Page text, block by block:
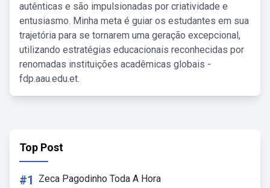
autênticas e são impulsionadas por criatividade e
entusiasmo. Minha meta é guiar os estudantes em sua
trajetória para se tornarem uma geração excepcional,
utilizando estratégias educacionais reconhecidas por
renomadas instituições acadêmicas globais -
fdp.aau.edu.et.
Top Post
#1 Zeca Pagodinho Toda A Hora